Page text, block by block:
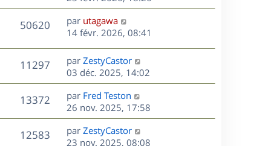
a
g
e
e
s
s
a
g
e
s
e
r
m
e
s
s
a
g
e
u
r
n
i
e
r
m
e
s
s
a
g
e
50620V
u
e
D
e
n
i
e
r
m
e
s
s
par utagawa
14 févr. 2026, 08:41
11297V
u
e
s
D
e
r
n
i
e
r
par ZestyCastor
03 déc. 2025, 14:02
13372V
u
e
D
e
r
n
i
par Fred Teston
26 nov. 2025, 17:58
12583V
D
e
par ZestyCastor
23 nov. 2025, 08:08